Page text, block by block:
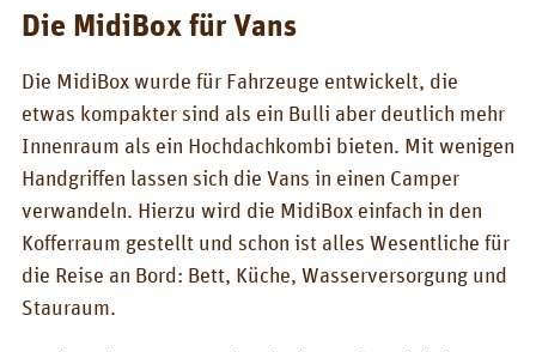
Einbau
Küche
BOX_AUTO
KombiBox
BusBox-1/2
Die MidiBox für Vans
Die MidiBox wurde für Fahrzeuge entwickelt, die
etwas kompakter sind als ein Bulli aber deutlich mehr
Innenraum als ein Hochdachkombi bieten. Mit wenigen
Handgriffen lassen sich die Vans in einen Camper
verwandeln. Hierzu wird die MidiBox einfach in den
Kofferraum gestellt und schon ist alles Wesentliche für
die Reise an Bord: Bett, Küche, Wasserversorgung und
Stauraum.